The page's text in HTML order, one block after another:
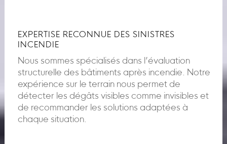
EXPERTISE RECONNUE DES SINISTRES
INCENDIE
Nous sommes spécialisés dans l’évaluation
structurelle des bâtiments après incendie. Notre
expérience sur le terrain nous permet de
détecter les dégâts visibles comme invisibles et
de recommander les solutions adaptées à
chaque situation.